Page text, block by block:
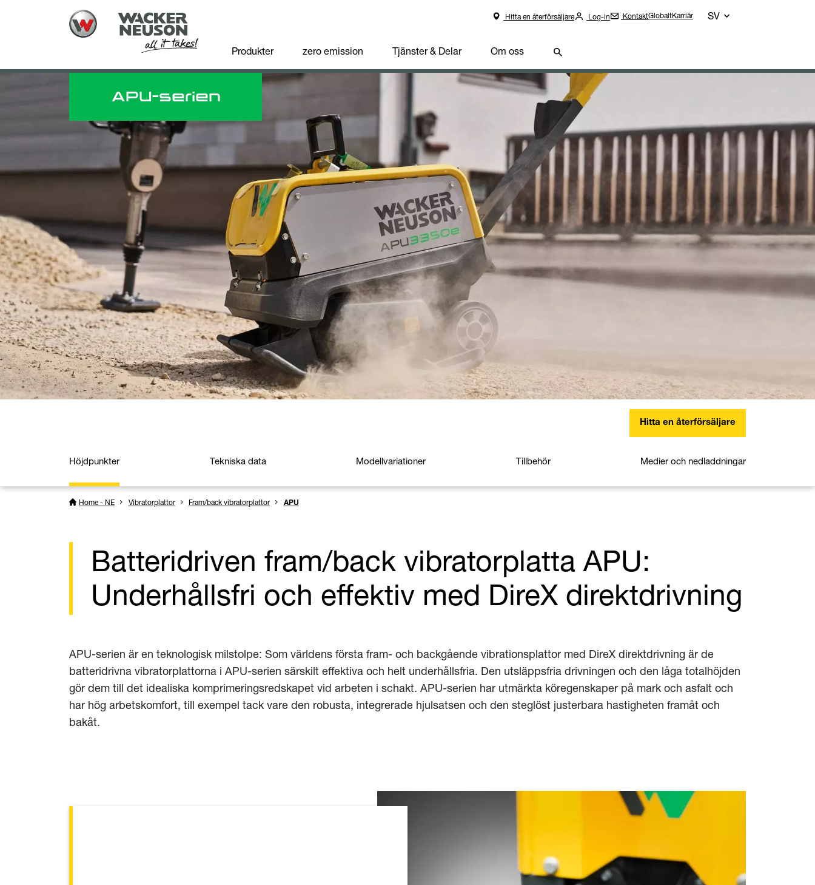
Hitta en återförsäljare Log-in KontaktGlobaltKarriär SV
Produkter zero emission Tjänster & Delar Om oss
APU-serien
Hitta en återförsäljare
Höjdpunkter Tekniska data Modellvariationer Tillbehör Medier och nedladdningar
Home - NE Vibratorplattor Fram/back vibratorplattor APU
Batteridriven fram/back vibratorplatta APU:
Underhållsfri och effektiv med DireX direktdrivning
APU-serien är en teknologisk milstolpe: Som världens första fram- och backgående vibrationsplattor med DireX direktdrivning är de
batteridrivna vibratorplattorna i APU-serien särskilt effektiva och helt underhållsfria. Den utsläppsfria drivningen och den låga totalhöjden
gör dem till det idealiska komprimeringsredskapet vid arbeten i schakt. APU-serien har utmärkta köregenskaper på mark och asfalt och
har hög arbetskomfort, till exempel tack vare den robusta, integrerade hjulsatsen och den steglöst justerbara hastigheten framåt och
bakåt.